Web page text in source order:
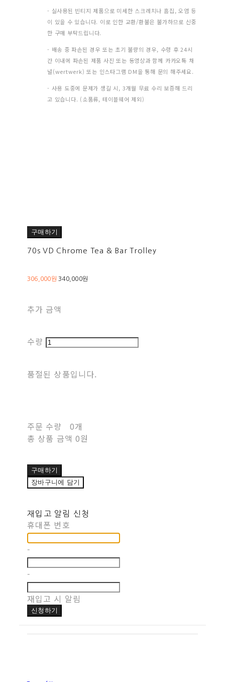
- 실사용된 빈티지 제품으로 미세한 스크레치나 흠집, 오염 등
이 있을 수 있습니다. 이로 인한 교환/환불은 불가하므로 신중
한 구매 부탁드립니다.
- 배송 중 파손된 경우 또는 초기 불량의 경우, 수령 후 24시
간 이내에 파손된 제품 사진 또는 동영상과 함께 카카오톡 채
널(wertwerk) 또는 인스타그램 DM을 통해 문의 해주세요.
- 사용 도중에 문제가 생길 시, 3개월 무료 수리 보증해 드리
고 있습니다. (소품류, 테이블웨어 제외)
구매하기
70s VD Chrome Tea & Bar Trolley
306,000원 340,000원
추가 금액
수량
품절된 상품입니다.
주문 수량
0개
총 상품 금액 0원
구매하기
장바구니에 담기
재입고 알림 신청
휴대폰 번호
-
-
재입고 시 알림
신청하기